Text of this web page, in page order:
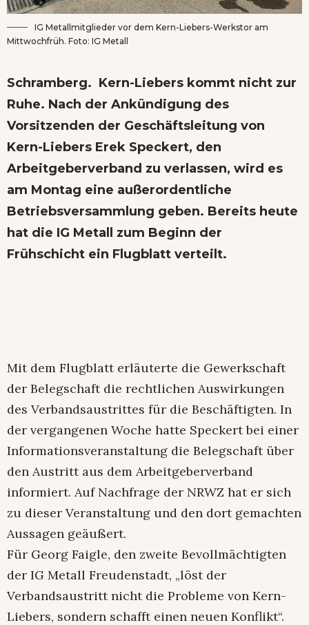
IG Metallmitglieder vor dem Kern-Liebers-Werkstor am
Mittwochfrüh. Foto: IG Metall
Schramberg. Kern-Liebers kommt nicht zur
Ruhe. Nach der Ankündigung des
Vorsitzenden der Geschäftsleitung von
Kern-Liebers Erek Speckert, den
Arbeitgeberverband zu verlassen, wird es
am Montag eine außerordentliche
Betriebsversammlung geben. Bereits heute
hat die IG Metall zum Beginn der
Frühschicht ein Flugblatt verteilt.
Mit dem Flugblatt erläuterte die Gewerkschaft
der Belegschaft die rechtlichen Auswirkungen
des Verbandsaustrittes für die Beschäftigten. In
der vergangenen Woche hatte Speckert bei einer
Informationsveranstaltung die Belegschaft über
den Austritt aus dem Arbeitgeberverband
informiert. Auf Nachfrage der NRWZ hat er sich
zu dieser Veranstaltung und den dort gemachten
Aussagen geäußert.
Für Georg Faigle, den zweite Bevollmächtigten
der IG Metall Freudenstadt, „löst der
Verbandsaustritt nicht die Probleme von Kern-
Liebers, sondern schafft einen neuen Konflikt“.